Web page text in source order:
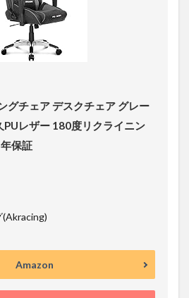
グチェア デスクチェア グレー
PUレザー 180度リクライニン
保証
Amazon